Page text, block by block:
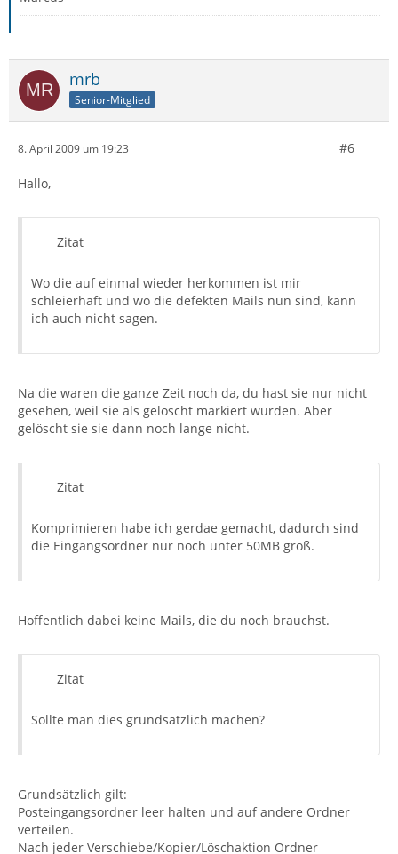
mrb
Senior-Mitglied
8. April 2009 um 19:23 #6
Hallo,
Zitat
Wo die auf einmal wieder herkommen ist mir
schleierhaft und wo die defekten Mails nun sind, kann
ich auch nicht sagen.
Na die waren die ganze Zeit noch da, du hast sie nur nicht
gesehen, weil sie als gelöscht markiert wurden. Aber
gelöscht sie sie dann noch lange nicht.
Zitat
Komprimieren habe ich gerdae gemacht, dadurch sind
die Eingangsordner nur noch unter 50MB groß.
Hoffentlich dabei keine Mails, die du noch brauchst.
Zitat
Sollte man dies grundsätzlich machen?
Grundsätzlich gilt:
Posteingangsordner leer halten und auf andere Ordner
verteilen.
Nach jeder Verschiebe/Kopier/Löschaktion Ordner